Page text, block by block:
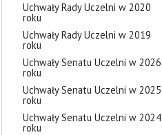
Uchwały Rady Uczelni w 2020
roku
Uchwały Rady Uczelni w 2019
roku
Uchwały Senatu Uczelni w 2026
roku
Uchwały Senatu Uczelni w 2025
roku
Uchwały Senatu Uczelni w 2024
roku